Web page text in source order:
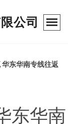
公司
东华南专线往返
东华南